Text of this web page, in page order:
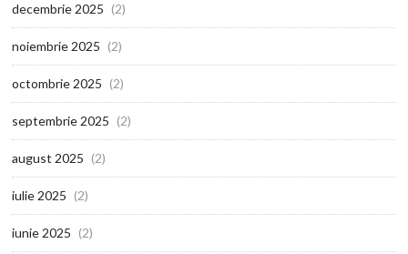
decembrie 2025 (2)
noiembrie 2025 (2)
octombrie 2025 (2)
septembrie 2025 (2)
august 2025 (2)
iulie 2025 (2)
iunie 2025 (2)